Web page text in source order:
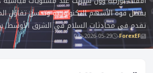
بفضل قوة الأسهم التكنولوجية وتحسن تفاؤل
تقدم في محادثات السلام في الشرق الأوسط.
ForexEF
2026-05-29
0